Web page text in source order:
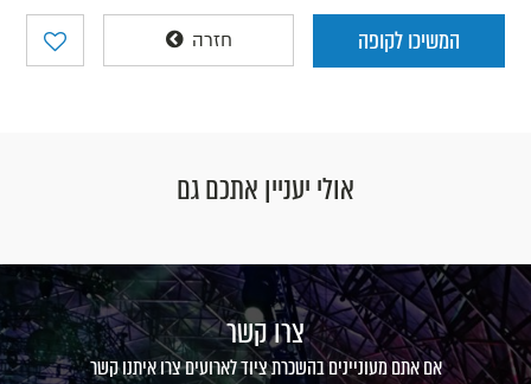
המשיכו לקופה חזרה
אולי יעניין אתכם גם
צרו קשר
אם אתם מעוניינים בהשכרת ציוד לארועים צרו איתנו קשר